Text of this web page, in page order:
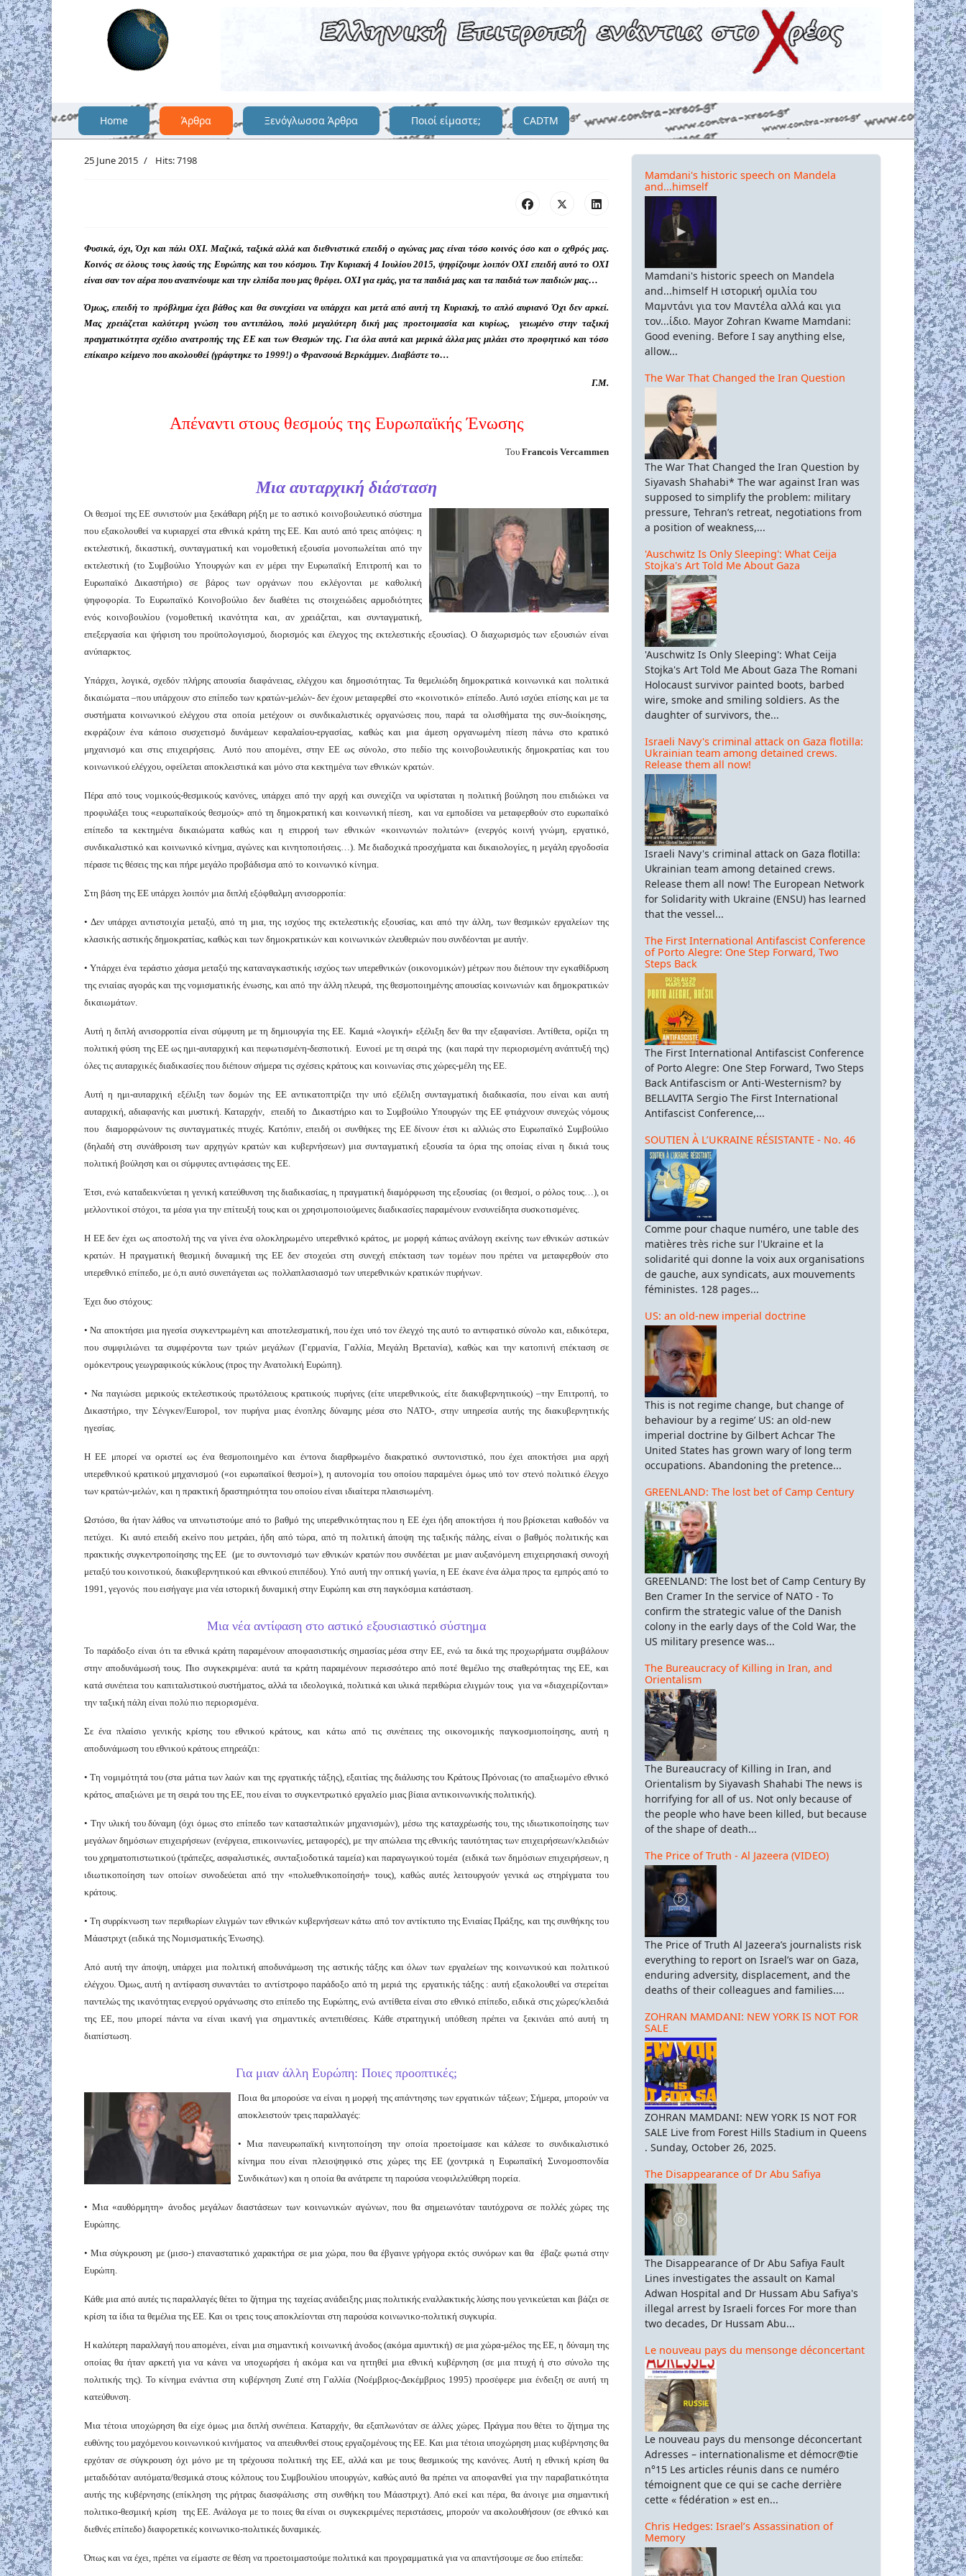
Home Άρθρα Ξενόγλωσσα Άρθρα Ποιοί είμαστε; CADTM
25 June 2015 Hits: 7198
Φυσικά, όχι, Όχι και πάλι ΟΧΙ. Μαζικά, ταξικά αλλά και διεθνιστικά επειδή ο αγώνας μας είναι τόσο κοινός όσο και ο εχθρός μας.
Κοινός σε όλους τους λαούς της Ευρώπης και του κόσμου. Την Κυριακή 4 Ιουλίου 2015, ψηφίζουμε λοιπόν ΟΧΙ επειδή αυτό το ΟΧΙ
είναι σαν τον αέρα που αναπνέουμε και την ελπίδα που μας θρέφει. ΟΧΙ για εμάς, για τα παιδιά μας και τα παιδιά των παιδιών μας…
Όμως, επειδή το πρόβλημα έχει βάθος και θα συνεχίσει να υπάρχει και μετά από αυτή τη Κυριακή, το απλό αυριανό Όχι δεν αρκεί.
Μας χρειάζεται καλύτερη γνώση του αντιπάλου, πολύ μεγαλύτερη δική μας προετοιμασία και κυρίως, γειωμένο στην ταξική
πραγματικότητα σχέδιο ανατροπής της ΕΕ και των Θεσμών της. Για όλα αυτά και μερικά άλλα μας μιλάει στο προφητικό και τόσο
επίκαιρο κείμενο που ακολουθεί (γράφτηκε το 1999!) ο Φρανσουά Βερκάμμεν. Διαβάστε το…
Γ.Μ.
Απέναντι στους θεσμούς της Ευρωπαϊκής Ένωσης
Του Francois Vercammen
Μια αυταρχική διάσταση
Οι θεσμοί της ΕΕ συνιστούν μια ξεκάθαρη ρήξη με το αστικό κοινοβουλευτικό σύστημα
που εξακολουθεί να κυριαρχεί στα εθνικά κράτη της ΕΕ. Και αυτό από τρεις απόψεις: η
εκτελεστική, δικαστική, συνταγματική και νομοθετική εξουσία μονοπωλείται από την
εκτελεστική (το Συμβούλιο Υπουργών και εν μέρει την Ευρωπαϊκή Επιτροπή και το
Ευρωπαϊκό Δικαστήριο) σε βάρος των οργάνων που εκλέγονται με καθολική
ψηφοφορία. Το Ευρωπαϊκό Κοινοβούλιο δεν διαθέτει τις στοιχειώδεις αρμοδιότητες
ενός κοινοβουλίου (νομοθετική ικανότητα και, αν χρειάζεται, και συνταγματική,
επεξεργασία και ψήφιση του προϋπολογισμού, διορισμός και έλεγχος της εκτελεστικής εξουσίας). Ο διαχωρισμός των εξουσιών είναι
ανύπαρκτος.
Υπάρχει, λογικά, σχεδόν πλήρης απουσία διαφάνειας, ελέγχου και δημοσιότητας. Τα θεμελιώδη δημοκρατικά κοινωνικά και πολιτικά
δικαιώματα –που υπάρχουν στο επίπεδο των κρατών-μελών- δεν έχουν μεταφερθεί στο «κοινοτικό» επίπεδο. Αυτό ισχύει επίσης και με τα
συστήματα κοινωνικού ελέγχου στα οποία μετέχουν οι συνδικαλιστικές οργανώσεις που, παρά τα ολισθήματα της συν-διοίκησης,
εκφράζουν ένα κάποιο συσχετισμό δυνάμεων κεφαλαίου-εργασίας, καθώς και μια άμεση οργανωμένη πίεση πάνω στο κρατικό
μηχανισμό και στις επιχειρήσεις. Αυτό που απομένει, στην ΕΕ ως σύνολο, στο πεδίο της κοινοβουλευτικής δημοκρατίας και του
κοινωνικού ελέγχου, οφείλεται αποκλειστικά και μόνο στα κεκτημένα των εθνικών κρατών.
Πέρα από τους νομικούς-θεσμικούς κανόνες, υπάρχει από την αρχή και συνεχίζει να υφίσταται η πολιτική βούληση που επιδιώκει να
προφυλάξει τους «ευρωπαϊκούς θεσμούς» από τη δημοκρατική και κοινωνική πίεση, και να εμποδίσει να μεταφερθούν στο ευρωπαϊκό
επίπεδο τα κεκτημένα δικαιώματα καθώς και η επιρροή των εθνικών «κοινωνιών πολιτών» (ενεργός κοινή γνώμη, εργατικό,
συνδικαλιστικό και κοινωνικό κίνημα, αγώνες και κινητοποιήσεις…). Με διαδοχικά προσχήματα και δικαιολογίες, η μεγάλη εργοδοσία
πέρασε τις θέσεις της και πήρε μεγάλο προβάδισμα από το κοινωνικό κίνημα.
Στη βάση της ΕΕ υπάρχει λοιπόν μια διπλή εξόφθαλμη ανισορροπία:
• Δεν υπάρχει αντιστοιχία μεταξύ, από τη μια, της ισχύος της εκτελεστικής εξουσίας, και από την άλλη, των θεσμικών εργαλείων της
κλασικής αστικής δημοκρατίας, καθώς και των δημοκρατικών και κοινωνικών ελευθεριών που συνδέονται με αυτήν.
• Υπάρχει ένα τεράστιο χάσμα μεταξύ της καταναγκαστικής ισχύος των υπερεθνικών (οικονομικών) μέτρων που διέπουν την εγκαθίδρυση
της ενιαίας αγοράς και της νομισματικής ένωσης, και από την άλλη πλευρά, της θεσμοποιημένης απουσίας κοινωνιών και δημοκρατικών
δικαιωμάτων.
Αυτή η διπλή ανισορροπία είναι σύμφυτη με τη δημιουργία της ΕΕ. Καμιά «λογική» εξέλιξη δεν θα την εξαφανίσει. Αντίθετα, ορίζει τη
πολιτική φύση της ΕΕ ως ημι-αυταρχική και πεφωτισμένη-δεσποτική. Ευνοεί με τη σειρά της (και παρά την περιορισμένη ανάπτυξή της)
όλες τις αυταρχικές διαδικασίες που διέπουν σήμερα τις σχέσεις κράτους και κοινωνίας στις χώρες-μέλη της ΕΕ.
Αυτή η ημι-αυταρχική εξέλιξη των δομών της ΕΕ αντικατοπτρίζει την υπό εξέλιξη συνταγματική διαδικασία, που είναι και αυτή
αυταρχική, αδιαφανής και μυστική. Καταρχήν, επειδή το Δικαστήριο και το Συμβούλιο Υπουργών της ΕΕ φτιάχνουν συνεχώς νόμους
που διαμορφώνουν τις συνταγματικές πτυχές. Κατόπιν, επειδή οι συνθήκες της ΕΕ δίνουν έτσι κι αλλιώς στο Ευρωπαϊκό Συμβούλιο
(δηλαδή στη συνάθροιση των αρχηγών κρατών και κυβερνήσεων) μια συνταγματική εξουσία τα όρια της οποίας είναι η δικιά τους
πολιτική βούληση και οι σύμφυτες αντιφάσεις της ΕΕ.
Έτσι, ενώ καταδεικνύεται η γενική κατεύθυνση της διαδικασίας, η πραγματική διαμόρφωση της εξουσίας (οι θεσμοί, ο ρόλος τους…), οι
μελλοντικοί στόχοι, τα μέσα για την επίτευξή τους και οι χρησιμοποιούμενες διαδικασίες παραμένουν ενσυνείδητα συσκοτισμένες.
Η ΕΕ δεν έχει ως αποστολή της να γίνει ένα ολοκληρωμένο υπερεθνικό κράτος, με μορφή κάπως ανάλογη εκείνης των εθνικών αστικών
κρατών. Η πραγματική θεσμική δυναμική της ΕΕ δεν στοχεύει στη συνεχή επέκταση των τομέων που πρέπει να μεταφερθούν στο
υπερεθνικό επίπεδο, με ό,τι αυτό συνεπάγεται ως πολλαπλασιασμό των υπερεθνικών κρατικών πυρήνων.
Έχει δυο στόχους:
• Να αποκτήσει μια ηγεσία συγκεντρωμένη και αποτελεσματική, που έχει υπό τον έλεγχό της αυτό το αντιφατικό σύνολο και, ειδικότερα,
που συμφιλιώνει τα συμφέροντα των τριών μεγάλων (Γερμανία, Γαλλία, Μεγάλη Βρετανία), καθώς και την κατοπινή επέκταση σε
ομόκεντρους γεωγραφικούς κύκλους (προς την Ανατολική Ευρώπη).
• Να παγιώσει μερικούς εκτελεστικούς πρωτόλειους κρατικούς πυρήνες (είτε υπερεθνικούς, είτε διακυβερνητικούς) –την Επιτροπή, το
Δικαστήριο, την Σένγκεν/Europol, τον πυρήνα μιας ένοπλης δύναμης μέσα στο ΝΑΤΟ-, στην υπηρεσία αυτής της διακυβερνητικής
ηγεσίας.
Η ΕΕ μπορεί να οριστεί ως ένα θεσμοποιημένο και έντονα διαρθρωμένο διακρατικό συντονιστικό, που έχει αποκτήσει μια αρχή
υπερεθνικού κρατικού μηχανισμού («οι ευρωπαϊκοί θεσμοί»), η αυτονομία του οποίου παραμένει όμως υπό τον στενό πολιτικό έλεγχο
των κρατών-μελών, και η πρακτική δραστηριότητα του οποίου είναι ιδιαίτερα πλαισιωμένη.
Ωστόσο, θα ήταν λάθος να υπνωτιστούμε από το βαθμό της υπερεθνικότητας που η ΕΕ έχει ήδη αποκτήσει ή που βρίσκεται καθοδόν να
πετύχει. Κι αυτό επειδή εκείνο που μετράει, ήδη από τώρα, από τη πολιτική άποψη της ταξικής πάλης, είναι ο βαθμός πολιτικής και
πρακτικής συγκεντροποίησης της ΕΕ (με το συντονισμό των εθνικών κρατών που συνδέεται με μιαν αυξανόμενη επιχειρησιακή συνοχή
μεταξύ του κοινοτικού, διακυβερνητικού και εθνικού επιπέδου). Υπό αυτή την οπτική γωνία, η ΕΕ έκανε ένα άλμα προς τα εμπρός από το
1991, γεγονός που εισήγαγε μια νέα ιστορική δυναμική στην Ευρώπη και στη παγκόσμια κατάσταση.
Μια νέα αντίφαση στο αστικό εξουσιαστικό σύστημα
Το παράδοξο είναι ότι τα εθνικά κράτη παραμένουν αποφασιστικής σημασίας μέσα στην ΕΕ, ενώ τα δικά της προχωρήματα συμβάλουν
στην αποδυνάμωσή τους. Πιο συγκεκριμένα: αυτά τα κράτη παραμένουν περισσότερο από ποτέ θεμέλιο της σταθερότητας της ΕΕ, και
κατά συνέπεια του καπιταλιστικού συστήματος, αλλά τα ιδεολογικά, πολιτικά και υλικά περιθώρια ελιγμών τους για να «διαχειρίζονται»
την ταξική πάλη είναι πολύ πιο περιορισμένα.
Σε ένα πλαίσιο γενικής κρίσης του εθνικού κράτους, και κάτω από τις συνέπειες της οικονομικής παγκοσμιοποίησης, αυτή η
αποδυνάμωση του εθνικού κράτους επηρεάζει:
• Τη νομιμότητά του (στα μάτια των λαών και της εργατικής τάξης), εξαιτίας της διάλυσης του Κράτους Πρόνοιας (το απαξιωμένο εθνικό
κράτος, απαξιώνει με τη σειρά του της ΕΕ, που είναι το συγκεντρωτικό εργαλείο μιας βίαια αντικοινωνικής πολιτικής).
• Την υλική του δύναμη (όχι όμως στο επίπεδο των κατασταλτικών μηχανισμών), μέσω της καταχρέωσής του, της ιδιωτικοποίησης των
μεγάλων δημόσιων επιχειρήσεων (ενέργεια, επικοινωνίες, μεταφορές), με την απώλεια της εθνικής ταυτότητας των επιχειρήσεων/κλειδιών
του χρηματοπιστωτικού (τράπεζες, ασφαλιστικές, συνταξιοδοτικά ταμεία) και παραγωγικού τομέα (ειδικά των δημόσιων επιχειρήσεων, η
ιδιωτικοποίηση των οποίων συνοδεύεται από την «πολυεθνικοποίησή» τους), καθώς αυτές λειτουργούν γενικά ως στηρίγματα του
κράτους.
• Τη συρρίκνωση των περιθωρίων ελιγμών των εθνικών κυβερνήσεων κάτω από τον αντίκτυπο της Ενιαίας Πράξης, και της συνθήκης του
Μάαστριχτ (ειδικά της Νομισματικής Ένωσης).
Από αυτή την άποψη, υπάρχει μια πολιτική αποδυνάμωση της αστικής τάξης και όλων των εργαλείων της κοινωνικού και πολιτικού
ελέγχου. Όμως, αυτή η αντίφαση συναντάει το αντίστροφο παράδοξο από τη μεριά της εργατικής τάξης : αυτή εξακολουθεί να στερείται
παντελώς της ικανότητας ενεργού οργάνωσης στο επίπεδο της Ευρώπης, ενώ αντίθετα είναι στο εθνικό επίπεδο, ειδικά στις χώρες/κλειδιά
της ΕΕ, που μπορεί πάντα να είναι ικανή για σημαντικές αντεπιθέσεις. Κάθε στρατηγική υπόθεση πρέπει να ξεκινάει από αυτή τη
διαπίστωση.
Για μιαν άλλη Ευρώπη: Ποιες προοπτικές;
Ποια θα μπορούσε να είναι η μορφή της απάντησης των εργατικών τάξεων; Σήμερα, μπορούν να
αποκλειστούν τρεις παραλλαγές:
• Μια πανευρωπαϊκή κινητοποίηση την οποία προετοίμασε και κάλεσε το συνδικαλιστικό
κίνημα που είναι πλειοψηφικό στις χώρες της ΕΕ (χοντρικά η Ευρωπαϊκή Συνομοσπονδία
Συνδικάτων) και η οποία θα ανάτρεπε τη παρούσα νεοφιλελεύθερη πορεία.
• Μια «αυθόρμητη» άνοδος μεγάλων διαστάσεων των κοινωνικών αγώνων, που θα σημειωνόταν ταυτόχρονα σε πολλές χώρες της
Ευρώπης.
• Μια σύγκρουση με (μισο-) επαναστατικό χαρακτήρα σε μια χώρα, που θα έβγαινε γρήγορα εκτός συνόρων και θα έβαζε φωτιά στην
Ευρώπη.
Κάθε μια από αυτές τις παραλλαγές θέτει το ζήτημα της ταχείας ανάδειξης μιας πολιτικής εναλλακτικής λύσης που γενικεύεται και βάζει σε
κρίση τα ίδια τα θεμέλια της ΕΕ. Και οι τρεις τους αποκλείονται στη παρούσα κοινωνικο-πολιτική συγκυρία.
Η καλύτερη παραλλαγή που απομένει, είναι μια σημαντική κοινωνική άνοδος (ακόμα αμυντική) σε μια χώρα-μέλος της ΕΕ, η δύναμη της
οποίας θα ήταν αρκετή για να κάνει να υποχωρήσει ή ακόμα και να ηττηθεί μια εθνική κυβέρνηση (σε μια πτυχή ή στο σύνολο της
πολιτικής της). Το κίνημα ενάντια στη κυβέρνηση Ζυπέ στη Γαλλία (Νοέμβριος-Δεκέμβριος 1995) προσέφερε μια ένδειξη σε αυτή τη
κατεύθυνση.
Μια τέτοια υποχώρηση θα είχε όμως μια διπλή συνέπεια. Καταρχήν, θα εξαπλωνόταν σε άλλες χώρες. Πράγμα που θέτει το ζήτημα της
ευθύνης του μαχόμενου κοινωνικού κινήματος να απευθυνθεί στους εργαζομένους της ΕΕ. Και μια τέτοια υποχώρηση μιας κυβέρνησης θα
ερχόταν σε σύγκρουση όχι μόνο με τη τρέχουσα πολιτική της ΕΕ, αλλά και με τους θεσμικούς της κανόνες. Αυτή η εθνική κρίση θα
μεταδιδόταν αυτόματα/θεσμικά στους κόλπους του Συμβουλίου υπουργών, καθώς αυτό θα πρέπει να αποφανθεί για την παραβατικότητα
αυτής της κυβέρνησης (επίκληση της ρήτρας διασφάλισης στη συνθήκη του Μάαστριχτ). Από εκεί και πέρα, θα άνοιγε μια σημαντική
πολιτικο-θεσμική κρίση της ΕΕ. Ανάλογα με το ποιες θα είναι οι συγκεκριμένες περιστάσεις, μπορούν να ακολουθήσουν (σε εθνικό και
διεθνές επίπεδο) διαφορετικές κοινωνικο-πολιτικές δυναμικές.
Όπως και να έχει, πρέπει να είμαστε σε θέση να προετοιμαστούμε πολιτικά και προγραμματικά για να απαντήσουμε σε δυο επίπεδα:
Mamdani's historic speech on Mandela
and...himself
Mamdani's historic speech on Mandela
and...himself Η ιστορική ομιλία του
Μαμντάνι για τον Μαντέλα αλλά και για
τον...ίδιο. Mayor Zohran Kwame Mamdani:
Good evening. Before I say anything else,
allow...
The War That Changed the Iran Question
The War That Changed the Iran Question by
Siyavash Shahabi* The war against Iran was
supposed to simplify the problem: military
pressure, Tehran’s retreat, negotiations from
a position of weakness,...
'Auschwitz Is Only Sleeping': What Ceija
Stojka's Art Told Me About Gaza
'Auschwitz Is Only Sleeping': What Ceija
Stojka's Art Told Me About Gaza The Romani
Holocaust survivor painted boots, barbed
wire, smoke and smiling soldiers. As the
daughter of survivors, the...
Israeli Navy's criminal attack on Gaza flotilla:
Ukrainian team among detained crews.
Release them all now!
Israeli Navy's criminal attack on Gaza flotilla:
Ukrainian team among detained crews.
Release them all now! The European Network
for Solidarity with Ukraine (ENSU) has learned
that the vessel...
The First International Antifascist Conference
of Porto Alegre: One Step Forward, Two
Steps Back
The First International Antifascist Conference
of Porto Alegre: One Step Forward, Two Steps
Back Antifascism or Anti-Westernism? by
BELLAVITA Sergio The First International
Antifascist Conference,...
SOUTIEN À L’UKRAINE RÉSISTANTE - No. 46
Comme pour chaque numéro, une table des
matières très riche sur l'Ukraine et la
solidarité qui donne la voix aux organisations
de gauche, aux syndicats, aux mouvements
féministes. 128 pages...
US: an old-new imperial doctrine
This is not regime change, but change of
behaviour by a regime’ US: an old-new
imperial doctrine by Gilbert Achcar The
United States has grown wary of long term
occupations. Abandoning the pretence...
GREENLAND: The lost bet of Camp Century
GREENLAND: The lost bet of Camp Century By
Ben Cramer In the service of NATO - To
confirm the strategic value of the Danish
colony in the early days of the Cold War, the
US military presence was...
The Bureaucracy of Killing in Iran, and
Orientalism
The Bureaucracy of Killing in Iran, and
Orientalism by Siyavash Shahabi The news is
horrifying for all of us. Not only because of
the people who have been killed, but because
of the shape of death...
The Price of Truth - Al Jazeera (VIDEO)
The Price of Truth Al Jazeera’s journalists risk
everything to report on Israel’s war on Gaza,
enduring adversity, displacement, and the
deaths of their colleagues and families....
ZOHRAN MAMDANI: NEW YORK IS NOT FOR
SALE
ZOHRAN MAMDANI: NEW YORK IS NOT FOR
SALE Live from Forest Hills Stadium in Queens
. Sunday, October 26, 2025.
The Disappearance of Dr Abu Safiya
The Disappearance of Dr Abu Safiya Fault
Lines investigates the assault on Kamal
Adwan Hospital and Dr Hussam Abu Safiya's
illegal arrest by Israeli forces For more than
two decades, Dr Hussam Abu...
Le nouveau pays du mensonge déconcertant
Le nouveau pays du mensonge déconcertant
Adresses – internationalisme et démocr@tie
n°15 Les articles réunis dans ce numéro
témoignent que ce qui se cache derrière
cette « fédération » est en...
Chris Hedges: Israel’s Assassination of
Memory